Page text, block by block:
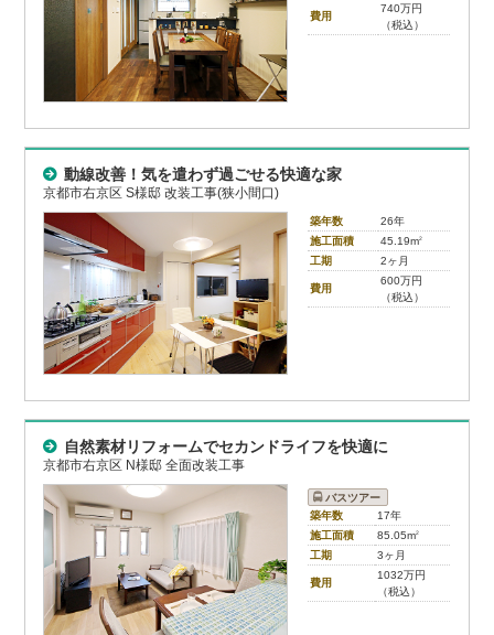
費用
740万円
（税込）
動線改善！気を遣わず過ごせる快適な家
京都市右京区 S様邸 改装工事(狭小間口)
築年数
26年
施工面積
45.19m2
工期 2ヶ月
費用
600万円
（税込）
自然素材リフォームでセカンドライフを快適に
京都市右京区 N様邸 全面改装工事
バスツアー
築年数
17年
施工面積
85.05m2
工期 3ヶ月
費用
1032万円
（税込）